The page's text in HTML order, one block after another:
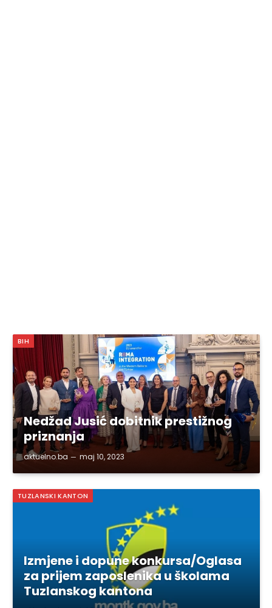
BIH
Nedžad Jusić dobitnik prestižnog
priznanja
aktuelno.ba maj 10, 2023
TUZLANSKI KANTON
Izmjene i dopune konkursa/Oglasa
za prijem zaposlenika u školama
Tuzlanskog kantona